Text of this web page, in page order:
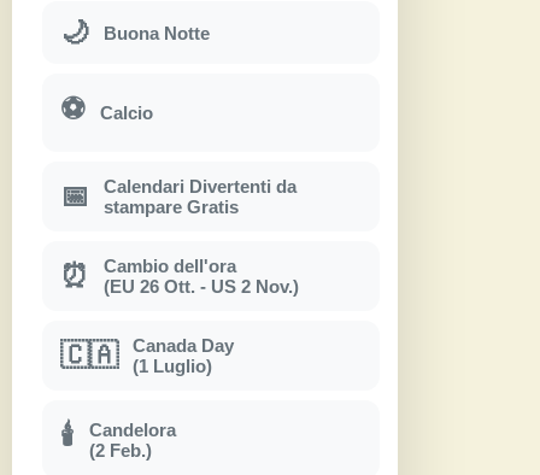
🌙 Buona Notte
⚽ Calcio
📅
Calendari Divertenti da
stampare Gratis
⏰
Cambio dell'ora
(EU 26 Ott. - US 2 Nov.)
🇨🇦
Canada Day
(1 Luglio)
🕯
Candelora
(2 Feb.)